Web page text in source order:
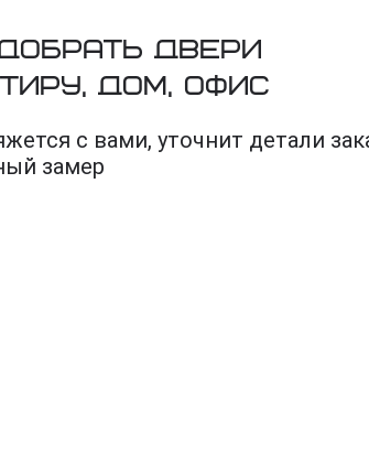
двери
дом, офис
с вами, уточнит детали
замер